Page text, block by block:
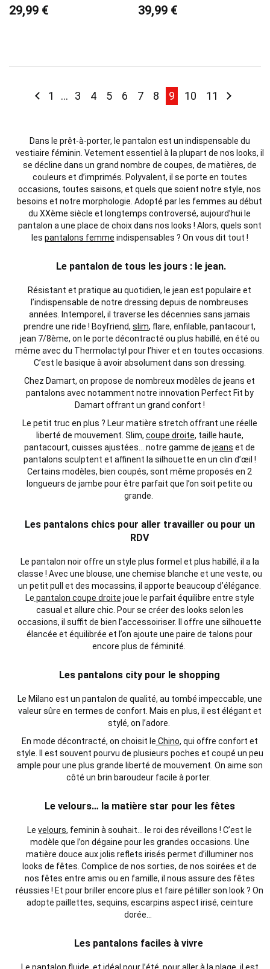
29,99 € 39,99 €
PagePage
Précédent
Page
1 ... Page
3 Page
4 Page
5 Page
6 Page
7 Page
8 You're currently
9 Page
10 Page
11 Page
Suivant
Dans le prêt-à-porter, le pantalon est un indispensable du
vestiaire féminin. Vetement essentiel à la plupart de nos looks, il
se décline dans un grand nombre de coupes, de matières, de
couleurs et d’imprimés. Polyvalent, il se porte en toutes
occasions, toutes saisons, et quels que soient notre style, nos
besoins et notre morphologie. Adopté par les femmes au début
du XXème siècle et longtemps controversé, aujourd’hui le
pantalon a une place de choix dans nos looks ! Alors, quels sont
les pantalons femme indispensables ? On vous dit tout !
Le pantalon de tous les jours : le jean.
Résistant et pratique au quotidien, le jean est populaire et
l’indispensable de notre dressing depuis de nombreuses
années. Intemporel, il traverse les décennies sans jamais
prendre une ride ! Boyfriend, slim, flare, enfilable, pantacourt,
jean 7/8ème, on le porte décontracté ou plus habillé, en été ou
même avec du Thermolactyl pour l’hiver et en toutes occasions.
C’est le basique à avoir absolument dans son dressing.
Chez Damart, on propose de nombreux modèles de jeans et
pantalons avec notamment notre innovation Perfect Fit by
Damart offrant un grand confort !
Le petit truc en plus ? Leur matière stretch offrant une réelle
liberté de mouvement. Slim, coupe droite, taille haute,
pantacourt, cuisses ajustées… notre gamme de jeans et de
pantalons sculptent et affinent la silhouette en un clin d’œil !
Certains modèles, bien coupés, sont même proposés en 2
longueurs de jambe pour être parfait que l’on soit petite ou
grande.
Les pantalons chics pour aller travailler ou pour un
RDV
Le pantalon noir offre un style plus formel et plus habillé, il a la
classe ! Avec une blouse, une chemise blanche et une veste, ou
un petit pull et des mocassins, il apporte beaucoup d’élégance.
Le pantalon coupe droite joue le parfait équilibre entre style
casual et allure chic. Pour se créer des looks selon les
occasions, il suffit de bien l’accessoiriser. Il offre une silhouette
élancée et équilibrée et l’on ajoute une paire de talons pour
encore plus de féminité.
Les pantalons city pour le shopping
Le Milano est un pantalon de qualité, au tombé impeccable, une
valeur sûre en termes de confort. Mais en plus, il est élégant et
stylé, on l’adore.
En mode décontracté, on choisit le Chino, qui offre confort et
style. Il est souvent pourvu de plusieurs poches et coupé un peu
ample pour une plus grande liberté de mouvement. On aime son
côté un brin baroudeur facile à porter.
Le velours… la matière star pour les fêtes
Le velours, feminin à souhait… le roi des réveillons ! C’est le
modèle que l’on dégaine pour les grandes occasions. Une
matière douce aux jolis reflets irisés permet d’illuminer nos
looks de fêtes. Complice de nos sorties, de nos soirées et de
nos fêtes entre amis ou en famille, il nous assure des fêtes
réussies ! Et pour briller encore plus et faire pétiller son look ? On
adopte paillettes, sequins, escarpins aspect irisé, ceinture
dorée…
Les pantalons faciles à vivre